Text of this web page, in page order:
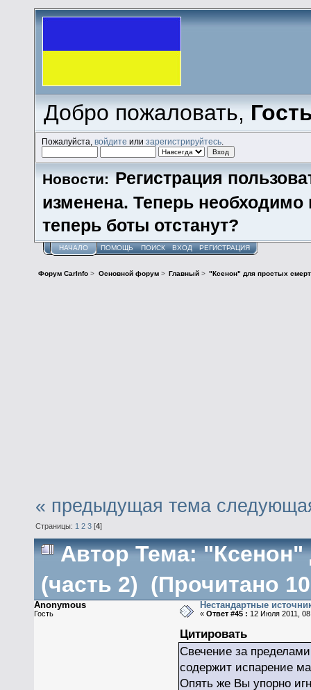
Добро пожаловать,
Пожалуйста,войдите илизарегистрируйтесь
Новости: Регистрация
изменена. Теперь необходимо
теперь боты отстанут?
НАЧАЛО ПОМОЩЬ ПОИСК ВХОД РЕГИСТРАЦИЯ
Форум CarInfo > Основной форум> Главный> "Ксенон" для простых
« предыдущая тема
Страницы: 1 2 3 [4]
АвторТема: "Ксенон"
(часть 2) (Прочитано
Anonymous
Гость
Нестандартные
«Ответ #45 : 12 Июля 2011,
Цитировать
Свечение за
содержит испарение
Опять же Вы упорно